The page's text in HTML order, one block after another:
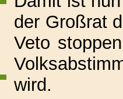
der Großrat
Veto
wird.